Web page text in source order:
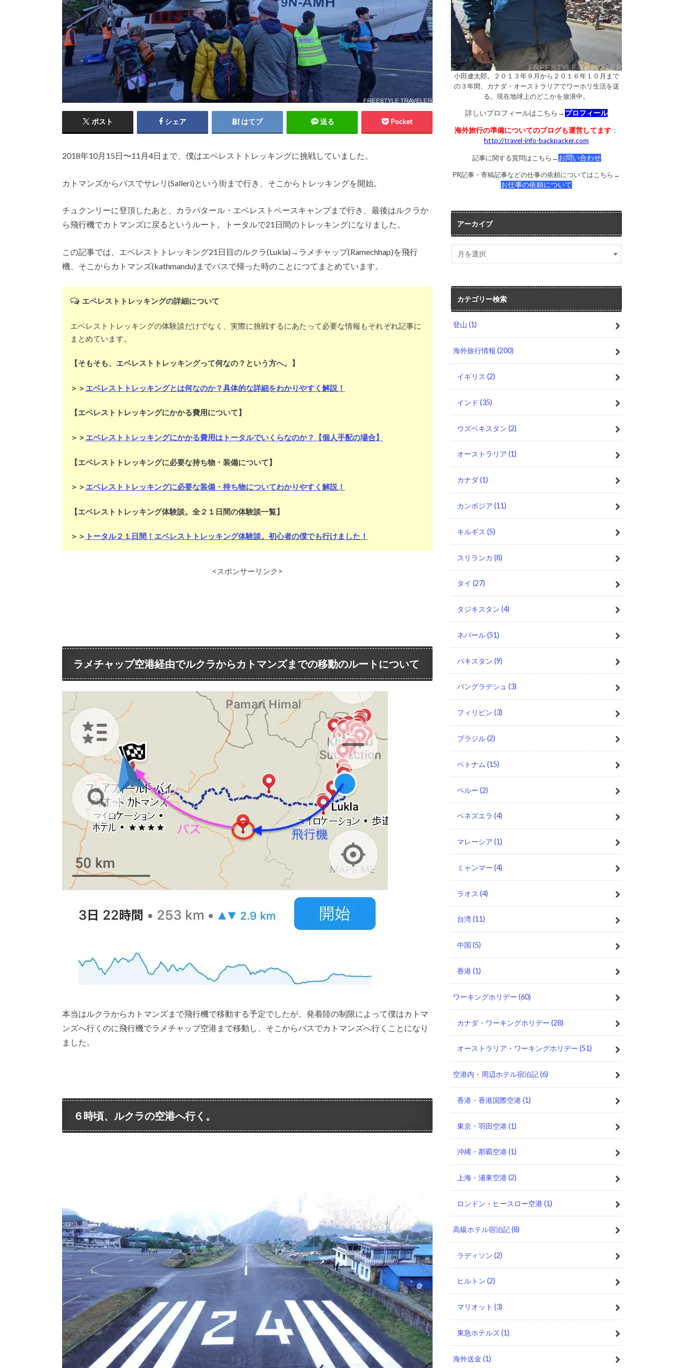
ポスト シェア はてブ 送る Pocket
2018年10月15日〜11月4日まで、僕はエベレストトレッキングに挑戦していました。
カトマンズからバスでサレリ(Salleri)という街まで行き、そこからトレッキングを開始。
チュクンリーに登頂したあと、カラパタール・エベレストベースキャンプまで行き、最後はルクラか
ら飛行機でカトマンズに戻るというルート。トータルで21日間のトレッキングになりました。
この記事では、エベレストトレッキング21日目のルクラ(Lukla)→ラメチャップ(Ramechhap)を飛行
機、そこからカトマンズ(kathmandu)までバスで帰った時のことにつてまとめています。
エベレストトレッキングの詳細について
エベレストトレッキングの体験談だけでなく、実際に挑戦するにあたって必要な情報もそれぞれ記事に
まとめています。
【そもそも、エベレストトレッキングって何なの？という方へ。】
＞＞ エベレストトレッキングとは何なのか？具体的な詳細をわかりやすく解説！
【エベレストトレッキングにかかる費用について】
＞＞ エベレストトレッキングにかかる費用はトータルでいくらなのか？【個人手配の場合】
【エベレストトレッキングに必要な持ち物・装備について】
＞＞ エベレストトレッキングに必要な装備・持ち物についてわかりやすく解説！
【エベレストトレッキング体験談。全２１日間の体験談一覧】
＞＞ トータル２１日間！エベレストトレッキング体験談。初心者の僕でも行けました！
<スポンサーリンク>
ラメチャップ空港経由でルクラからカトマンズまでの移動のルートについて
本当はルクラからカトマンズまで飛行機で移動する予定でしたが、発着陸の制限によって僕はカトマ
ンズへ行くのに飛行機でラメチャップ空港まで移動し、そこからバスでカトマンズへ行くことになり
ました。
６時頃、ルクラの空港へ行く。
小田遼太郎。２０１３年９月から２０１６年１０月まで
の３年間、カナダ・オーストラリアでワーホリ生活を送
る。現在地球上のどこかを放浪中。
詳しいプロフィールはこちら→ プロフィール
海外旅行の準備についてのブログも運営してます ：
http://travel-info-backpacker.com
記事に関する質問はこちら→お問い合わせ
PR記事・寄稿記事などの仕事の依頼についてはこちら→
お仕事の依頼について
アーカイブ
カテゴリー検索
登山(1)
海外旅行情報(200)
イギリス (2)
インド (35)
ウズベキスタン (2)
オーストラリア (1)
カナダ(1)
カンボジア (11)
キルギス (5)
スリランカ (8)
タイ (27)
タジキスタン (4)
ネパール(51)
パキスタン (9)
バングラデシュ (3)
フィリピン (3)
ブラジル(2)
ベトナム (15)
ペルー (2)
ベネズエラ (4)
マレーシア (1)
ミャンマー (4)
ラオス (4)
台湾(11)
中国 (5)
香港(1)
ワーキングホリデー(60)
カナダ・ワーキングホリデー (28)
オーストラリア・ワーキングホリデー (51)
空港内・周辺ホテル宿泊記(6)
香港・香港国際空港(1)
東京・羽田空港(1)
沖縄・那覇空港(1)
上海・浦東空港(2)
ロンドン・ヒースロー空港(1)
高級ホテル宿泊記(8)
ラディソン (2)
ヒルトン (2)
マリオット (3)
東急ホテルズ(1)
海外送金(1)